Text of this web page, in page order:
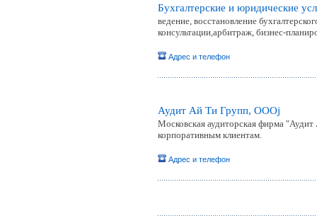
Бухгалтерские и юридические
ведение, восстановление
консультации,арбитраж, бизнес-
Адрес и телефон
Аудит Ай Ти Групп, ОООj
Московская аудиторская фирма
корпоративным клиентам.
Адрес и телефон